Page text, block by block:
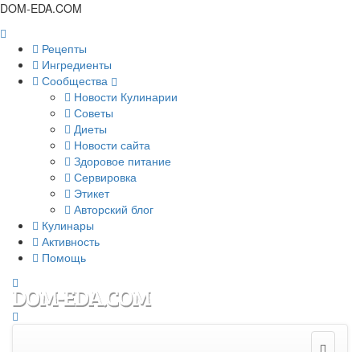
DOM-EDA.COM
Рецепты
Ингредиенты
Сообщества
Новости Кулинарии
Советы
Диеты
Новости сайта
Здоровое питание
Сервировка
Этикет
Авторский блог
Кулинары
Активность
Помощь